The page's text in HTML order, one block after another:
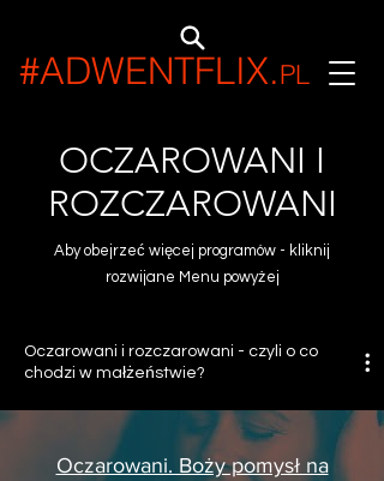
#ADWENTFLIX.PL
OCZAROWANI I
ROZCZAROWANI
Aby obejrzeć więcej programów - kliknij
rozwijane Menu powyżej
Oczarowani i rozczarowani - czyli o co
chodzi w małżeństwie?
Oczarowani. Boży pomysł na